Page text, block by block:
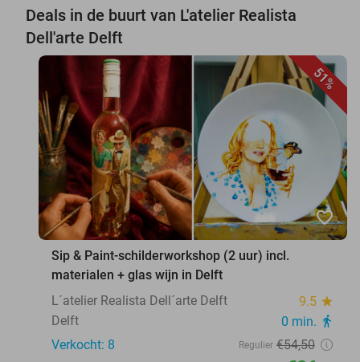
Deals in de buurt van L'atelier Realista
Dell'arte Delft
51%
favorite_border
Sip & Paint-schilderworkshop (2 uur) incl.
materialen + glas wijn in Delft
L´atelier Realista Dell´arte Delft
9.5 star
Delft 0 min. directions_walk
Verkocht: 8 Regulier €54,50